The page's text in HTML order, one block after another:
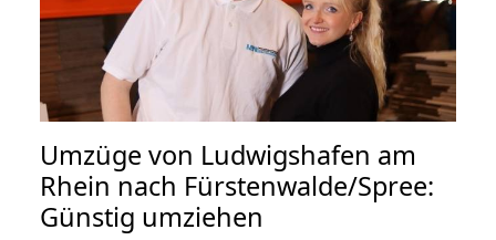
Umzüge von Ludwigshafen am
Rhein nach Fürstenwalde/Spree:
Günstig umziehen